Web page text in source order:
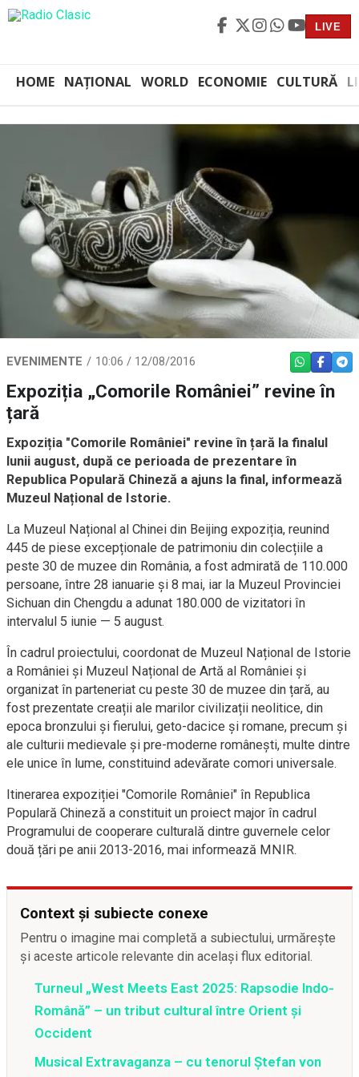
LIVE
HOME NAȚIONAL WORLD ECONOMIE CULTURĂ
EVENIMENTE 10:06 / 12/08/2016 WHATSAPP
Expoziția „Comorile României” revine în
țară
Expoziția "Comorile României" revine în țară la finalul
lunii august, după ce perioada de prezentare în
Republica Populară Chineză a ajuns la final, informează
Muzeul Național de Istorie.
La Muzeul Național al Chinei din Beijing expoziția, reunind
445 de piese excepționale de patrimoniu din colecțiile a
peste 30 de muzee din România, a fost admirată de 110.000
persoane, între 28 ianuarie și 8 mai, iar la Muzeul Provinciei
Sichuan din Chengdu a adunat 180.000 de vizitatori în
intervalul 5 iunie — 5 august.
În cadrul proiectului, coordonat de Muzeul Național de Istorie
a României și Muzeul Național de Artă al României și
organizat în parteneriat cu peste 30 de muzee din țară, au
fost prezentate creații ale marilor civilizații neolitice, din
epoca bronzului și fierului, geto-dacice și romane, precum și
ale culturii medievale și pre-moderne românești, multe dintre
ele unice în lume, constituind adevărate comori universale.
Itinerarea expoziției "Comorile României" în Republica
Populară Chineză a constituit un proiect major în cadrul
Programului de cooperare culturală dintre guvernele celor
două țări pe anii 2013-2016, mai informează MNIR.
Context și subiecte conexe
Pentru o imagine mai completă a subiectului, urmărește
și aceste articole relevante din același flux editorial.
Turneul „West Meets East 2025: Rapsodie Indo-
Română” – un tribut cultural între Orient și
Occident
Musical Extravaganza – cu tenorul Ștefan von